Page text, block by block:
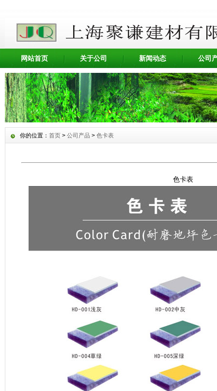
网站首页 关于公司 新闻动态 公司
你的位置： 首页 > 公司产品 > 色卡表
色卡表